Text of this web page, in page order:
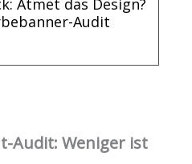
Audit
Audit: Weniger ist